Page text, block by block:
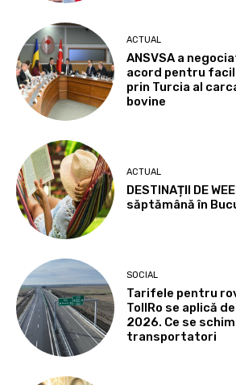
ACTUAL
ANSVSA a
acord pentru
prin Turcia al
bovine
ACTUAL
DESTINAȚII DE
săptămână în
SOCIAL
Tarifele pentru
TollRo se aplică
2026. Ce se
transportatori